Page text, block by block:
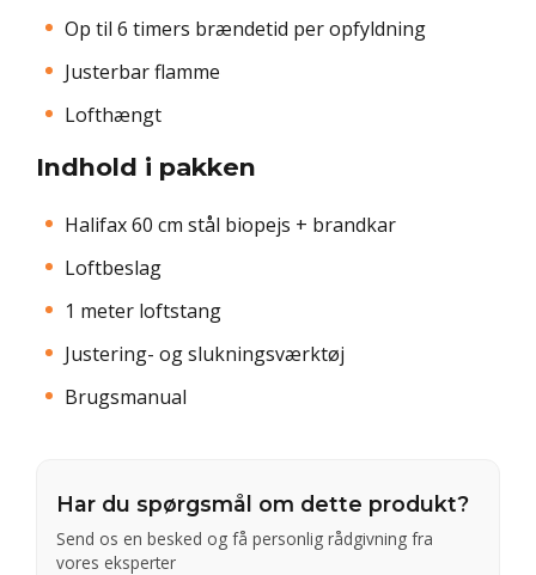
Op til 6 timers brændetid per opfyldning
Justerbar flamme
Lofthængt
Indhold i pakken
Halifax 60 cm stål biopejs + brandkar
Loftbeslag
1 meter loftstang
Justering- og slukningsværktøj
Brugsmanual
Har du spørgsmål om dette produkt?
Send os en besked og få personlig rådgivning fra
vores eksperter